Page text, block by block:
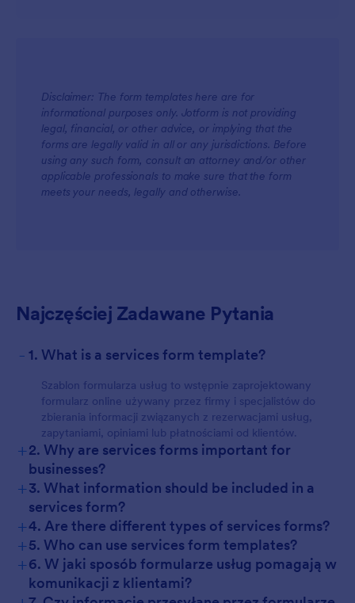
For Teams
For Customers
Disclaimer: The form templates here are for
informational purposes only. Jotform is not providing
legal, financial, or other advice, or implying that the
forms are legally valid in all or any jurisdictions. Before
using any such form, consult an attorney and/or other
applicable professionals to make sure that the form
meets your needs, legally and otherwise.
Najczęściej Zadawane Pytania
- 1. What is a services form template?
Szablon formularza usług to wstępnie zaprojektowany
formularz online używany przez firmy i specjalistów do
zbierania informacji związanych z rezerwacjami usług,
zapytaniami, opiniami lub płatnościami od klientów.
+2. Why are services forms important for
businesses?
+3. What information should be included in a
services form?
+4. Are there different types of services forms?
+5. Who can use services form templates?
+6. W jaki sposób formularze usług pomagają w
komunikacji z klientami?